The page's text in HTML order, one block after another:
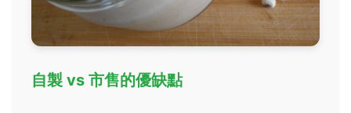
自製 vs 市售的優缺點